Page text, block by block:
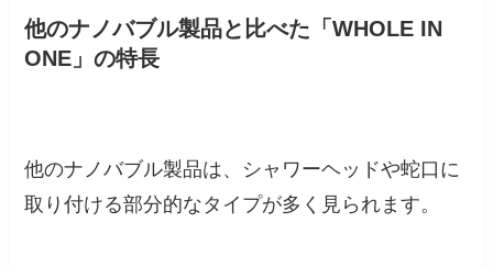
他のナノバブル製品と比べた「WHOLE IN
ONE」の特長
他のナノバブル製品は、シャワーヘッドや蛇口に
取り付ける部分的なタイプが多く見られます。